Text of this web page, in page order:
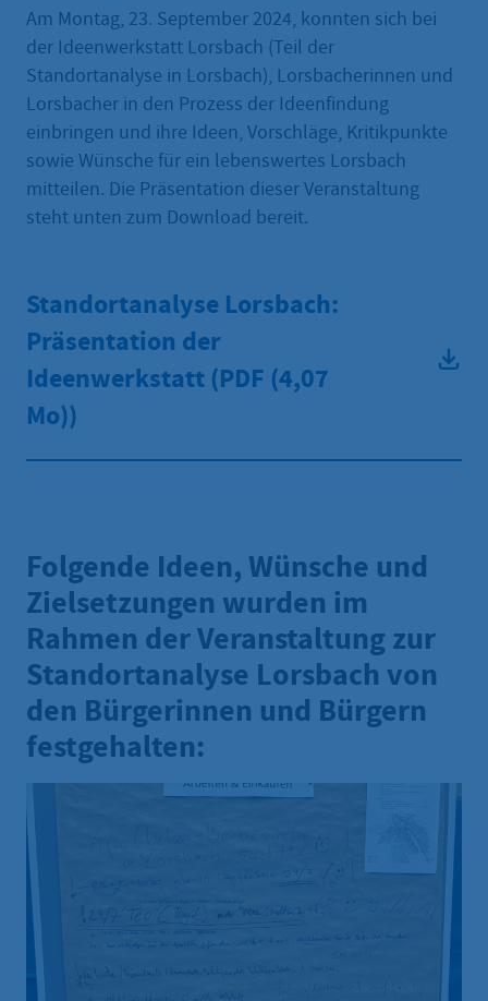
Am Montag, 23. September 2024, konnten sich bei
der Ideenwerkstatt Lorsbach (Teil der
Standortanalyse in Lorsbach), Lorsbacherinnen und
Lorsbacher in den Prozess der Ideenfindung
einbringen und ihre Ideen, Vorschläge, Kritikpunkte
sowie Wünsche für ein lebenswertes Lorsbach
mitteilen. Die Präsentation dieser Veranstaltung
steht unten zum Download bereit.
Standortanalyse Lorsbach:
Präsentation der
Ideenwerkstatt (PDF (4,07
Mo))
Folgende Ideen, Wünsche und
Zielsetzungen wurden im
Rahmen der Veranstaltung zur
Standortanalyse Lorsbach von
den Bürgerinnen und Bürgern
festgehalten: